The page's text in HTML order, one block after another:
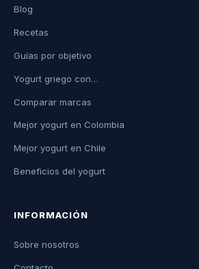
Blog
Recetas
Guías por objetivo
Yogurt griego con…
Comparar marcas
Mejor yogurt en Colombia
Mejor yogurt en Chile
Beneficios del yogurt
INFORMACIÓN
Sobre nosotros